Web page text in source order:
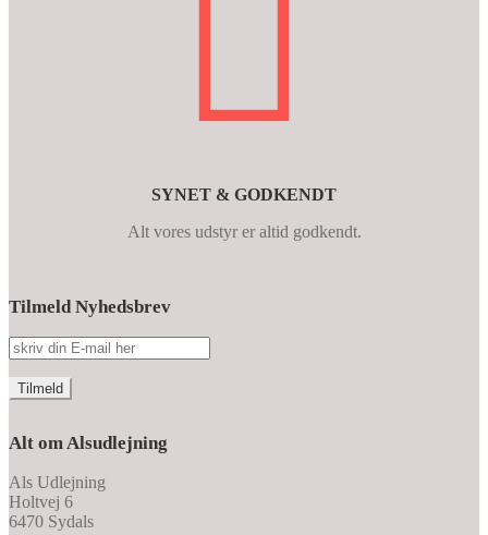
SYNET & GODKENDT
Alt vores udstyr er altid godkendt.
Tilmeld Nyhedsbrev
Alt om Alsudlejning
Als Udlejning
Holtvej 6
6470 Sydals